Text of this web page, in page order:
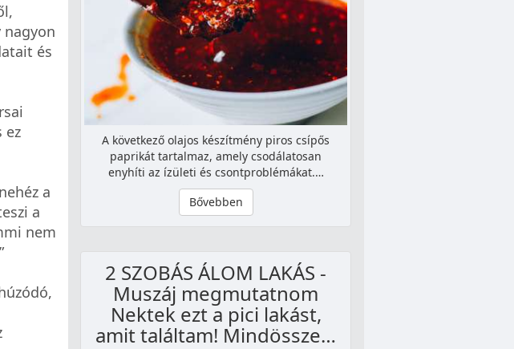
nagyon
és
ez
a
a
nem
A következő olajos készítmény piros csípős
paprikát tartalmaz, amely csodálatosan
enyhíti az ízületi és csontproblémákat.…
Bővebben
2 SZOBÁS ÁLOM LAKÁS -
Muszáj megmutatnom
Nektek ezt a pici lakást,
amit találtam! Mindössze…